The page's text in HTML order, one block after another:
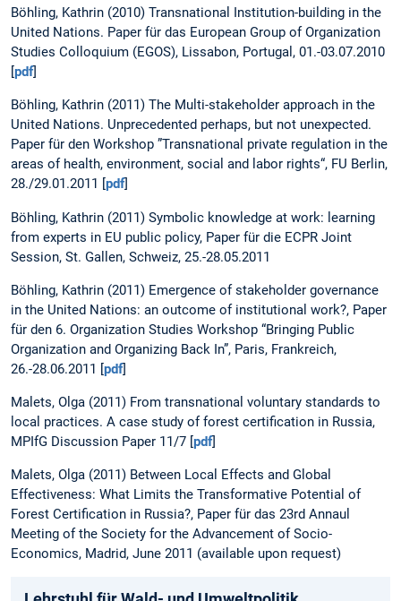
Böhling, Kathrin (2010) Transnational Institution-building in the
United Nations. Paper für das European Group of Organization
Studies Colloquium (EGOS), Lissabon, Portugal, 01.-03.07.2010
[pdf]
Böhling, Kathrin (2011) The Multi-stakeholder approach in the
United Nations. Unprecedented perhaps, but not unexpected.
Paper für den Workshop ”Transnational private regulation in the
areas of health, environment, social and labor rights“, FU Berlin,
28./29.01.2011 [ pdf]
Böhling, Kathrin (2011) Symbolic knowledge at work: learning
from experts in EU public policy, Paper für die ECPR Joint
Session, St. Gallen, Schweiz, 25.-28.05.2011
Böhling, Kathrin (2011) Emergence of stakeholder governance
in the United Nations: an outcome of institutional work?, Paper
für den 6. Organization Studies Workshop “Bringing Public
Organization and Organizing Back In”, Paris, Frankreich,
26.-28.06.2011 [pdf]
Malets, Olga (2011) From transnational voluntary standards to
local practices. A case study of forest certification in Russia,
MPIfG Discussion Paper 11/7 [pdf]
Malets, Olga (2011) Between Local Effects and Global
Effectiveness: What Limits the Transformative Potential of
Forest Certification in Russia?, Paper für das 23rd Annaul
Meeting of the Society for the Advancement of Socio-
Economics, Madrid, June 2011 (available upon request)